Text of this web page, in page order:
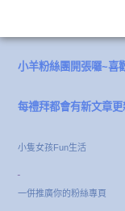
小羊粉絲團開張囉~喜
每禮拜都會有新文章
小隻女孩Fun生活
一併推廣你的粉絲專頁